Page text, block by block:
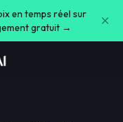
en temps réel sur
gratuit →